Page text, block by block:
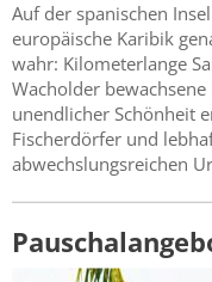
Auf der spanischen
europäische Karibik
wahr: Kilometerlange
Wacholder
unendlicher Schönheit
Fischerdörfer und
abwechslungsreichen